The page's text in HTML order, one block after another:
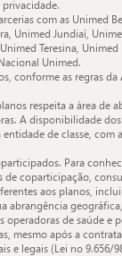
privacidade.
com as Unimed
Unimed Jundiaí,
Teresina, Unimed
Unimed.
conforme as regras da
respeita a área de
A disponibilidade
de classe, com
Para
de coparticipação,
aos planos,
abrangência
operadoras de saúde e
mesmo após a
e legais (Lei no 9.656/